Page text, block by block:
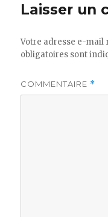
Laisser un
Votre adresse e-mail
obligatoires sont
COMMENTAIRE *